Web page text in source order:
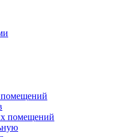
помещений
помещений